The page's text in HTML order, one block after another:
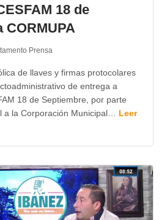
18 de
CORMUPA
Prensa
de llaves y firmas protocolares
de entrega a
18 de Septiembre, por parte
a la Corporación Municipal… Leer